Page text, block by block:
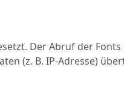
Der Abruf der
(z. B. IP-Adresse)